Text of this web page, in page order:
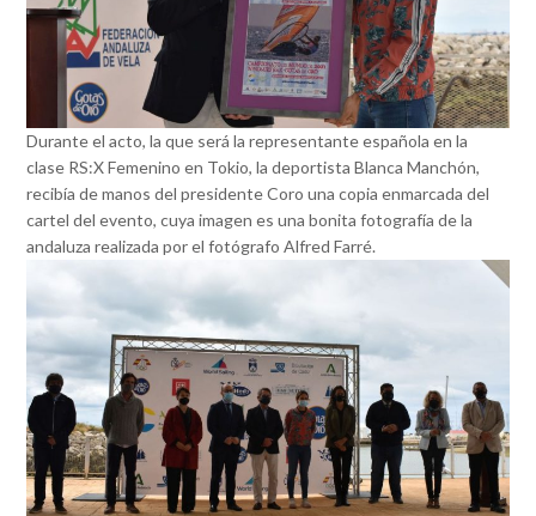
Durante el acto, la que será la representante española en la
clase RS:X Femenino en Tokio, la deportista Blanca Manchón,
recibía de manos del presidente Coro una copia enmarcada del
cartel del evento, cuya imagen es una bonita fotografía de la
andaluza realizada por el fotógrafo Alfred Farré.